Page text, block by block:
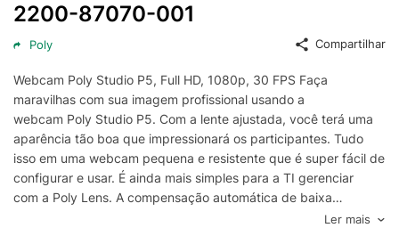
2200-87070-001
Poly Compartilhar
Webcam Poly Studio P5, Full HD, 1080p, 30 FPS Faça
maravilhas com sua imagem profissional usando a
webcam Poly Studio P5. Com a lente ajustada, você terá uma
aparência tão boa que impressionará os participantes. Tudo
isso em uma webcam pequena e resistente que é super fácil de
configurar e usar. É ainda mais simples para a TI gerenciar
com a Poly Lens. A compensação automática de baixa
luminosidade e as cores brilhantes fazem com que você tenha
Ler mais